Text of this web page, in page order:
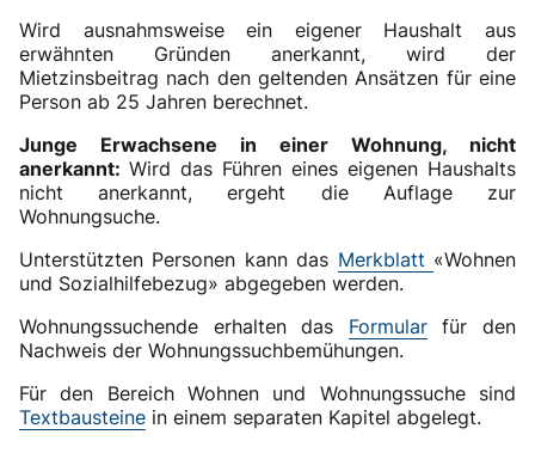
Wird ausnahmsweise ein eigener Haushalt aus
erwähnten Gründen anerkannt, wird der
Mietzinsbeitrag nach den geltenden Ansätzen für eine
Person ab 25 Jahren berechnet.
Junge Erwachsene in einer Wohnung, nicht
anerkannt: Wird das Führen eines eigenen Haushalts
nicht anerkannt, ergeht die Auflage zur
Wohnungsuche.
Unterstützten Personen kann das Merkblatt «Wohnen
und Sozialhilfebezug» abgegeben werden.
Wohnungssuchende erhalten das Formularfür den
Nachweis der Wohnungssuchbemühungen.
Für den Bereich Wohnen und Wohnungssuche sind
Textbausteine in einem separaten Kapitel abgelegt.